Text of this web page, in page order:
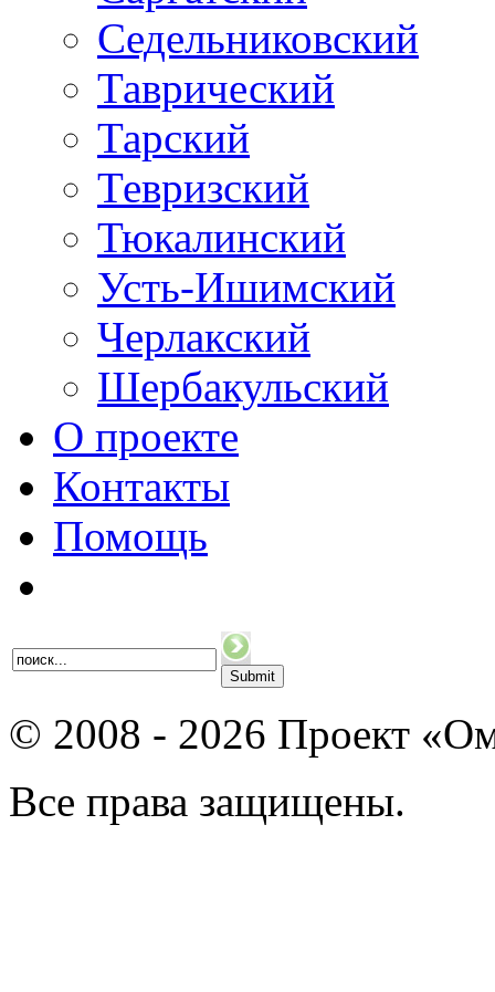
Седельниковский
Таврический
Тарский
Тевризский
Тюкалинский
Усть-Ишимский
Черлакский
Шербакульский
О проекте
Контакты
Помощь
© 2008 - 2026 Проект
Все права защищены.